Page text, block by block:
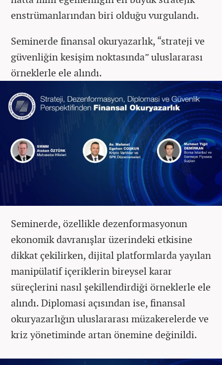
enstrümanlarından biri olduğu vurgulandı.
Seminerde finansal okuryazarlık, “strateji ve
güvenliğin kesişim noktasında” uluslararası
örneklerle ele alındı.
Seminerde, özellikle dezenformasyonun
ekonomik davranışlar üzerindeki etkisine
dikkat çekilirken, dijital platformlarda yayılan
manipülatif içeriklerin bireysel karar
süreçlerini nasıl şekillendirdiği örneklerle ele
alındı. Diplomasi açısından ise, finansal
okuryazarlığın uluslararası müzakerelerde ve
kriz yönetiminde artan önemine değinildi.